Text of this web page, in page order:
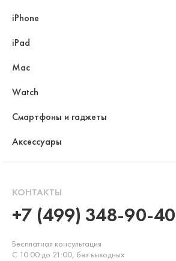
iPhone
iPad
Mac
Watch
Смартфоны и гаджеты
Аксессуары
КОНТАКТЫ
+7 (499) 348-90-40
Бесплатная консультация
С 10:00 до 21:00, без выходных